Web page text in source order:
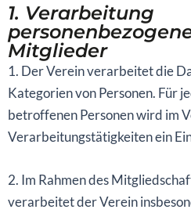
1. Verarbeitung
Mitglieder
1. Der Verein verarbeitet die
Kategorien von Personen. Für
betroffenen Personen wird im
Verarbeitungstätigkeiten ein
2. Im Rahmen des
verarbeitet der Verein